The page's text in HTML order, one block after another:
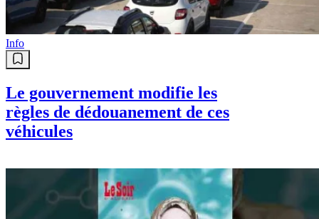
Info
Le gouvernement modifie les
règles de dédouanement de ces
véhicules